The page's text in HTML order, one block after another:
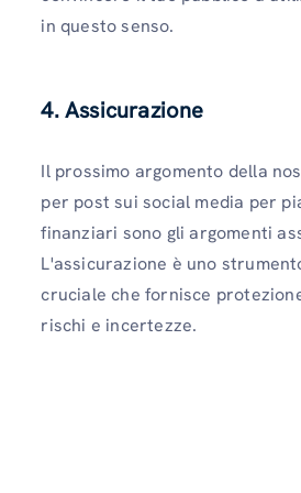
in questo senso.
4. Assicurazione
Il prossimo argomento della
per post sui social media per
finanziari sono gli argomenti
L'assicurazione è uno
cruciale che fornisce
rischi e incertezze.